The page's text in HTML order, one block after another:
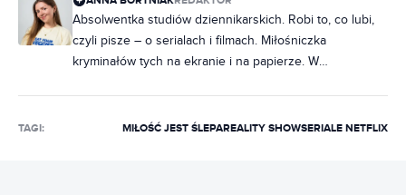
Absolwentka studiów dziennikarskich. Robi to, co lubi,
czyli pisze – o serialach i filmach. Miłośniczka
kryminałów tych na ekranie i na papierze. W
nabałaganić w słowach. Zakochana w Norwegii, dobrej,
TAGI: MIŁOŚĆ JEST ŚLEPAREALITY SHOWSERIALE NETFLIX